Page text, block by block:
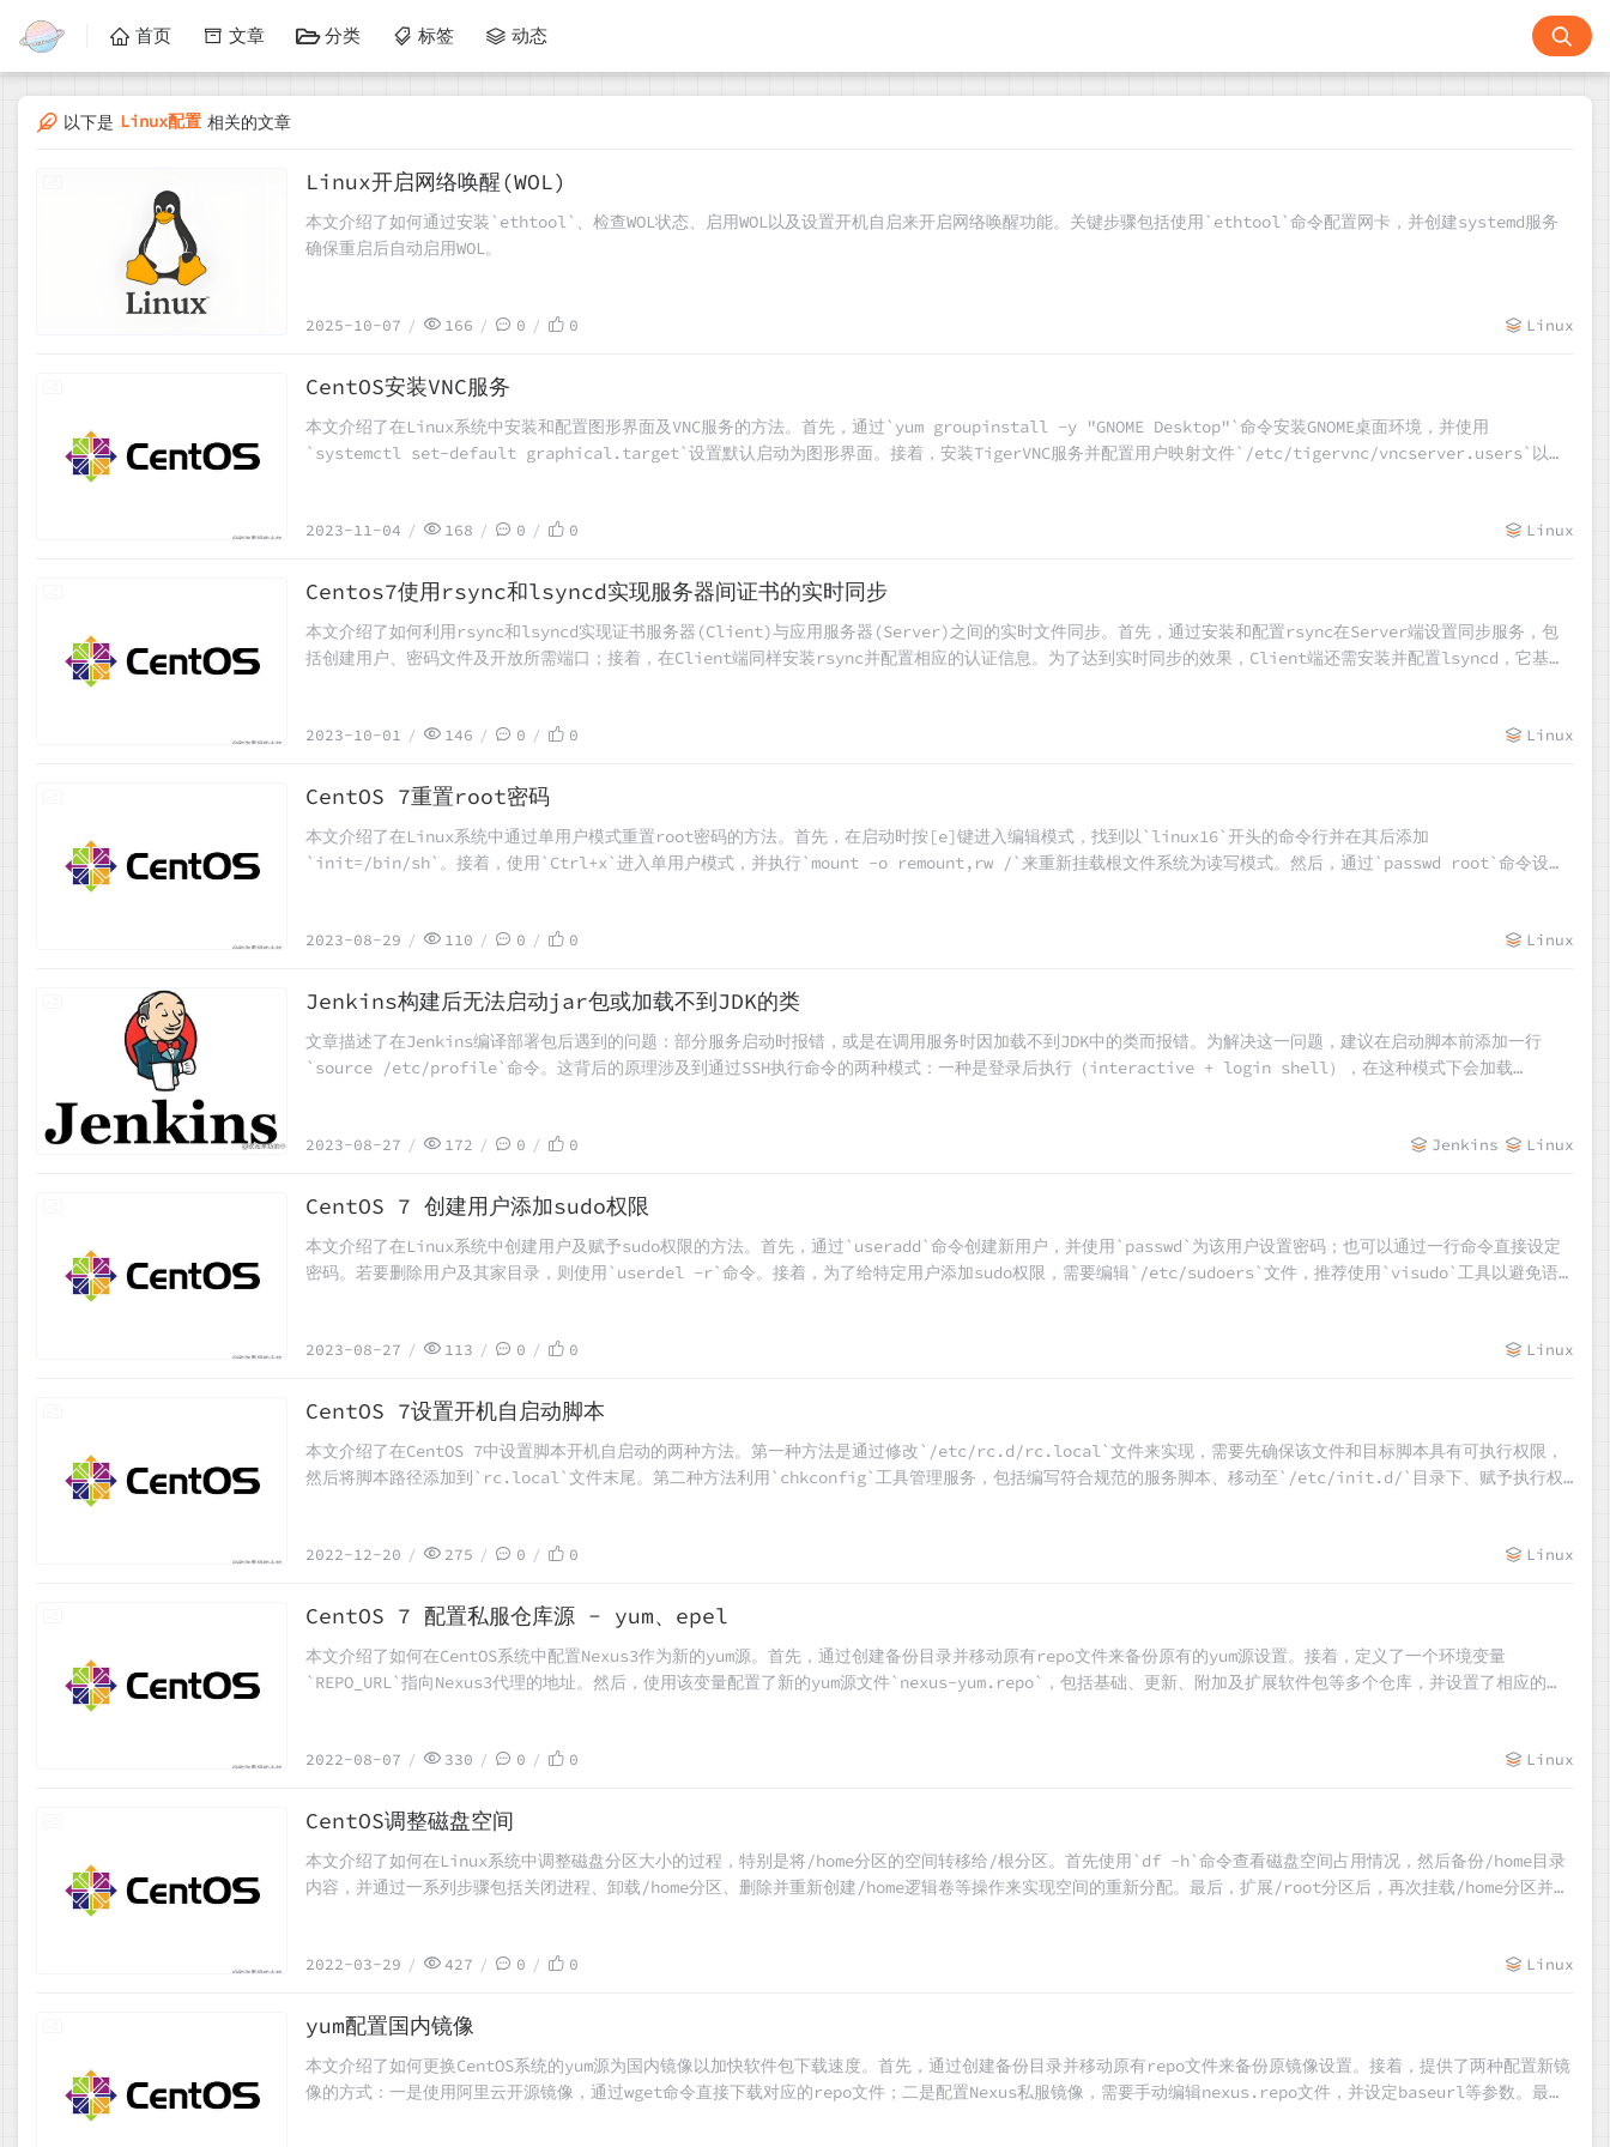
首页 文章 分类 标签 动态
以下是 Linux配置 相关的文章
2025-10-07
Linux开启网络唤醒(WOL)
本文介绍了如何通过安装`ethtool`、检查WOL状态、启用WOL以及设置开机自启来开启网络唤醒功能。关键步骤包括使用`ethtool`命令配置网卡，并创建systemd服务
确保重启后自动启用WOL。
2025-10-07 166 0 0 Linux
2023-11-04
CentOS安装VNC服务
本文介绍了在Linux系统中安装和配置图形界面及VNC服务的方法。首先，通过`yum groupinstall -y "GNOME Desktop"`命令安装GNOME桌面环境，并使用
`systemctl set-default graphical.target`设置默认启动为图形界面。接着，安装TigerVNC服务并配置用户映射文件`/etc/tigervnc/vncserver.users`以指
2023-11-04 168 0 0 Linux
2023-10-01
Centos7使用rsync和lsyncd实现服务器间证书的实时同步
本文介绍了如何利用rsync和lsyncd实现证书服务器(Client)与应用服务器(Server)之间的实时文件同步。首先，通过安装和配置rsync在Server端设置同步服务，包
括创建用户、密码文件及开放所需端口；接着，在Client端同样安装rsync并配置相应的认证信息。为了达到实时同步的效果，Client端还需安装并配置lsyncd，它基于
2023-10-01 146 0 0 Linux
2023-08-29
CentOS 7重置root密码
本文介绍了在Linux系统中通过单用户模式重置root密码的方法。首先，在启动时按[e]键进入编辑模式，找到以`linux16`开头的命令行并在其后添加
`init=/bin/sh`。接着，使用`Ctrl+x`进入单用户模式，并执行`mount -o remount,rw /`来重新挂载根文件系统为读写模式。然后，通过`passwd root`命令设置
2023-08-29 110 0 0 Linux
2023-08-27
Jenkins构建后无法启动jar包或加载不到JDK的类
文章描述了在Jenkins编译部署包后遇到的问题：部分服务启动时报错，或是在调用服务时因加载不到JDK中的类而报错。为解决这一问题，建议在启动脚本前添加一行
`source /etc/profile`命令。这背后的原理涉及到通过SSH执行命令的两种模式：一种是登录后执行（interactive + login shell），在这种模式下会加载
不到的问题。
2023-08-27 172 0 0 Jenkins Linux
2023-08-27
CentOS 7 创建用户添加sudo权限
本文介绍了在Linux系统中创建用户及赋予sudo权限的方法。首先，通过`useradd`命令创建新用户，并使用`passwd`为该用户设置密码；也可以通过一行命令直接设定
密码。若要删除用户及其家目录，则使用`userdel -r`命令。接着，为了给特定用户添加sudo权限，需要编辑`/etc/sudoers`文件，推荐使用`visudo`工具以避免语
2023-08-27 113 0 0 Linux
2022-12-20
CentOS 7设置开机自启动脚本
本文介绍了在CentOS 7中设置脚本开机自启动的两种方法。第一种方法是通过修改`/etc/rc.d/rc.local`文件来实现，需要先确保该文件和目标脚本具有可执行权限，
然后将脚本路径添加到`rc.local`文件末尾。第二种方法利用`chkconfig`工具管理服务，包括编写符合规范的服务脚本、移动至`/etc/init.d/`目录下、赋予执行权
2022-12-20 275 0 0 Linux
2022-08-07
CentOS 7 配置私服仓库源 - yum、epel
本文介绍了如何在CentOS系统中配置Nexus3作为新的yum源。首先，通过创建备份目录并移动原有repo文件来备份原有的yum源设置。接着，定义了一个环境变量
`REPO_URL`指向Nexus3代理的地址。然后，使用该变量配置了新的yum源文件`nexus-yum.repo`，包括基础、更新、附加及扩展软件包等多个仓库，并设置了相应的
2022-08-07 330 0 0 Linux
2022-03-29
CentOS调整磁盘空间
本文介绍了如何在Linux系统中调整磁盘分区大小的过程，特别是将/home分区的空间转移给/根分区。首先使用`df -h`命令查看磁盘空间占用情况，然后备份/home目录
内容，并通过一系列步骤包括关闭进程、卸载/home分区、删除并重新创建/home逻辑卷等操作来实现空间的重新分配。最后，扩展/root分区后，再次挂载/home分区并恢
2022-03-29 427 0 0 Linux
2022-03-13
yum配置国内镜像
本文介绍了如何更换CentOS系统的yum源为国内镜像以加快软件包下载速度。首先，通过创建备份目录并移动原有repo文件来备份原镜像设置。接着，提供了两种配置新镜
像的方式：一是使用阿里云开源镜像，通过wget命令直接下载对应的repo文件；二是配置Nexus私服镜像，需要手动编辑nexus.repo文件，并设定baseurl等参数。最